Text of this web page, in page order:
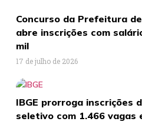
Concurso da Prefeitura
abre inscrições com
mil
17 de julho de 2026
IBGE prorroga inscrições
seletivo com 1.466 vagas